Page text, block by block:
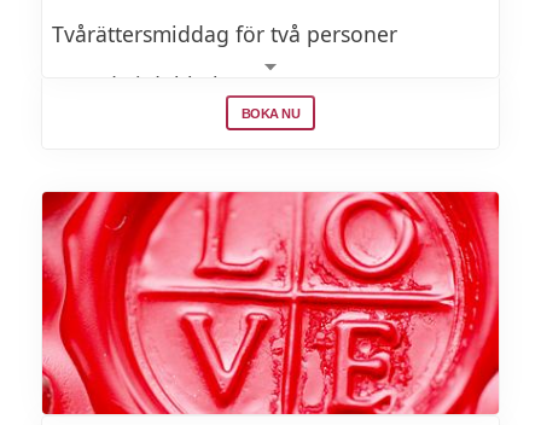
Tvårättersmiddag för två personer
Boende i dubbelrum
BOKA NU